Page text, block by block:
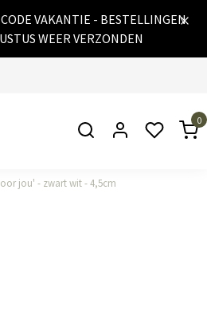
VAKANTIE - BESTELLINGEN
WEER VERZONDEN
0
jou' - zwart wit - 4,5cm